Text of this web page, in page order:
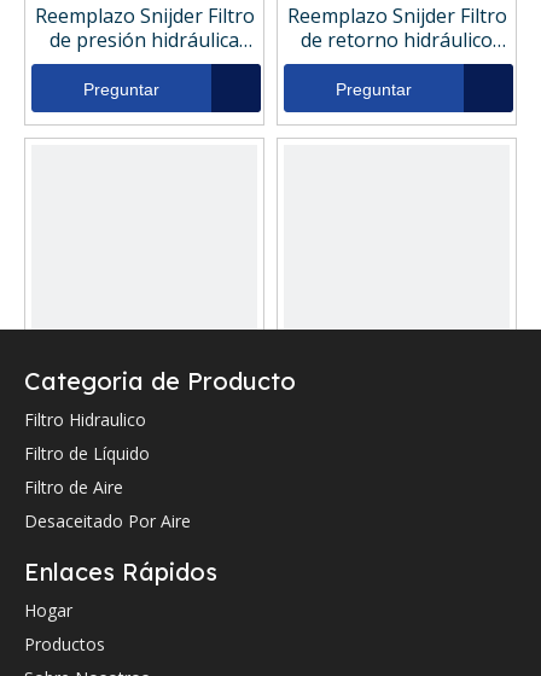
Reemplazo Snijder Filtro
de presión hidráulica
Dish75063
Preguntar
Reemplazo Snijder Filtro
de retorno hidráulico
DI0240R010BN
Preguntar
Reemplazo Snijder Filtro
de línea de retorno
hidráulico
DI0240R020BN
Preguntar
Reemplazo Snijder Filtro
Categoria de Producto
Filtro Hidraulico
Filtro de Líquido
Filtro de Aire
Desaceitado Por Aire
Enlaces Rápidos
Hogar
Productos